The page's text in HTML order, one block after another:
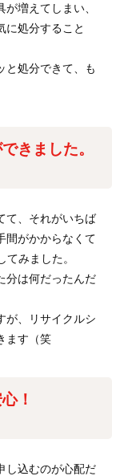
増えてしまい、
に処分すること
と処分できて、も
きました。
て、それがいちば
間がかからなくて
みました。
分は何だったんだ
が、リサイクルシ
ます（笑
！
し込むのが心配だ